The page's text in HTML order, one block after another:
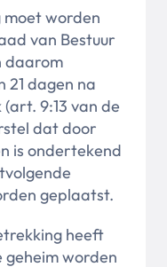
moet worden
van Bestuur
daarom
21 dagen na
9:13 van de
dat door
is ondertekend
geplaatst.
heeft
geheim worden